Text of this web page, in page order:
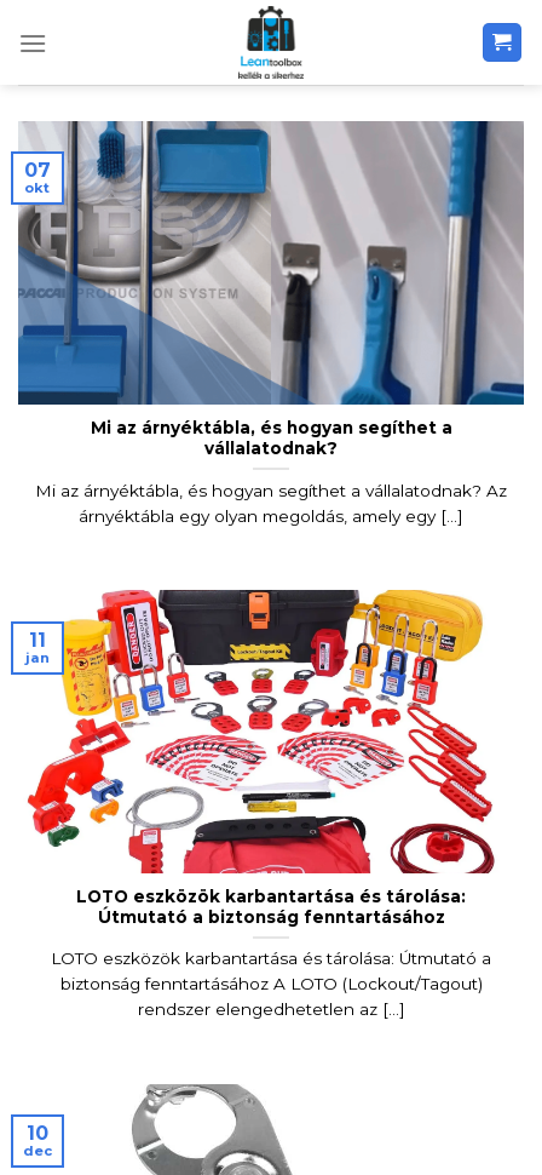
Mi az árnyéktábla, és hogyan segíthet a
vállalatodnak?
Mi az árnyéktábla, és hogyan segíthet a vállalatodnak? Az
árnyéktábla egy olyan megoldás, amely egy [...]
07
okt
LOTO eszközök karbantartása és tárolása:
Útmutató a biztonság fenntartásához
LOTO eszközök karbantartása és tárolása: Útmutató a
biztonság fenntartásához A LOTO (Lockout/Tagout)
rendszer elengedhetetlen az [...]
11
jan
10
dec